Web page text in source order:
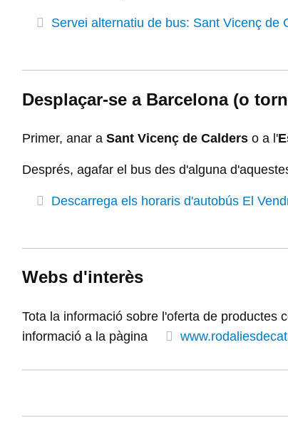
Servei alternatiu de bus: Sant Vicenç de
Desplaçar-se a Barcelona (o
Primer, anar a Sant Vicenç de Calderso a l'
Després, agafar el bus des d'alguna
Descarrega els horaris d'autobús El
Webs d'interès
Tota la informació sobre l'oferta de productes
informació a la pàgina